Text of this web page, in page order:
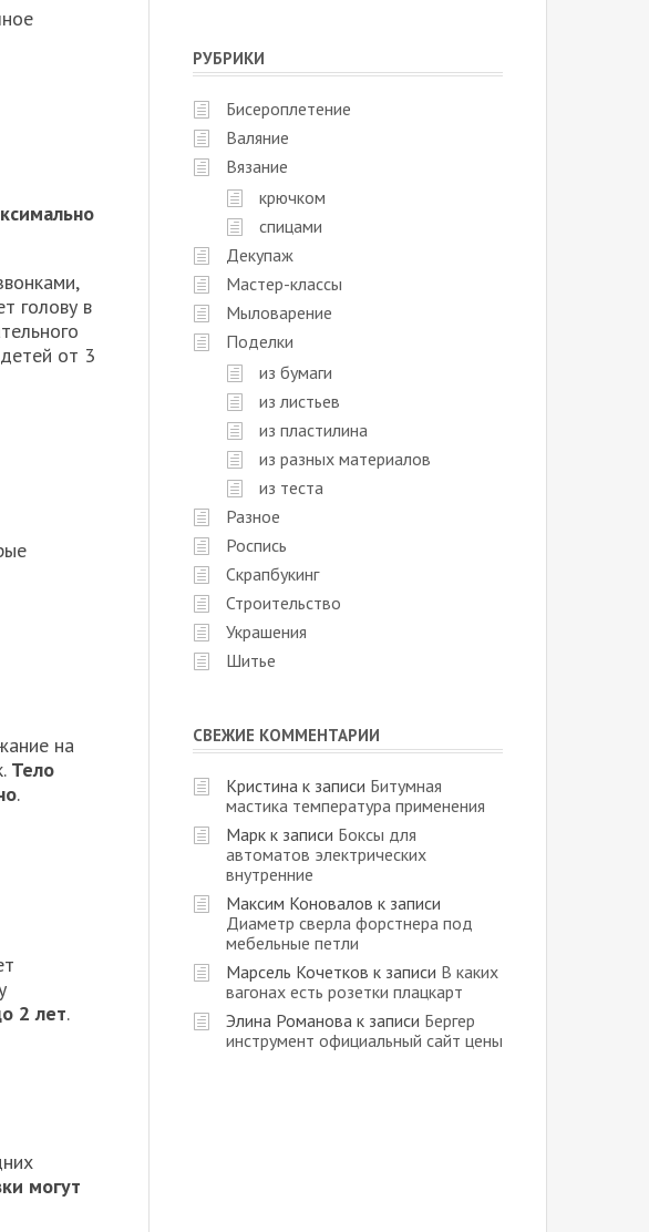
голову в
от 3
на
Тело
.
2 лет.
могут
РУБРИКИ
Бисероплетение
Валяние
Вязание
крючком
спицами
Декупаж
Мастер-классы
Мыловарение
Поделки
из бумаги
из листьев
из пластилина
из разных материалов
из теста
Разное
Роспись
Скрапбукинг
Строительство
Украшения
Шитье
СВЕЖИЕ КОММЕНТАРИИ
Кристина к записи Битумная
мастика температура применения
Марк к записи Боксы для
автоматов электрических
внутренние
Максим Коновалов к записи
Диаметр сверла форстнера под
мебельные петли
Марсель Кочетков к записи В каких
вагонах есть розетки плацкарт
Элина Романова к записи Бергер
инструмент официальный сайт цены